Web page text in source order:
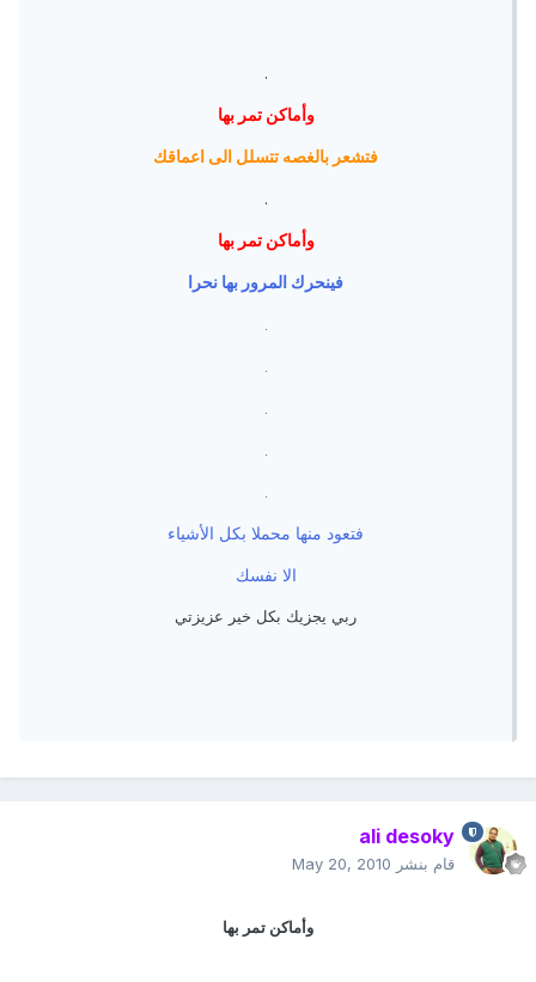
وأماكن تمر بها
فتشعر بالغصه تتسلل الى اعماقك
وأماكن تمر بها
فينحرك المرور بها نحرا
فتعود منها محملا بكل الأشياء
الا نفسك
ربي يجزيك بكل خير عزيزتي
ali desoky
قام بنشر May 20, 2010
وأماكن تمر بها